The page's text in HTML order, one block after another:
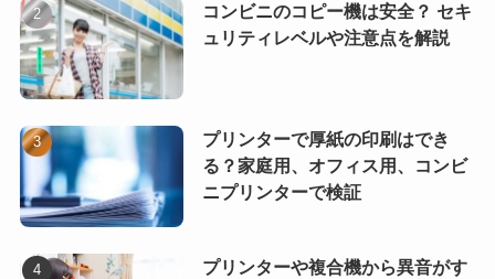
コンビニのコピー機は安全？ セキ
ュリティレベルや注意点を解説
プリンターで厚紙の印刷はでき
る？家庭用、オフィス用、コンビ
ニプリンターで検証
プリンターや複合機から異音がす